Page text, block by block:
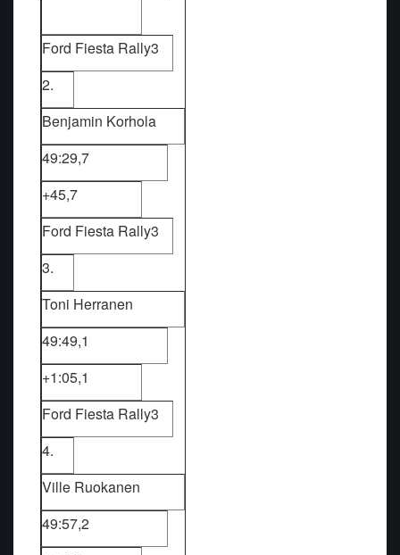
Ford Fiesta Rally3
2.
Benjamin Korhola
49:29,7
+45,7
Ford Fiesta Rally3
3.
Toni Herranen
49:49,1
+1:05,1
Ford Fiesta Rally3
4.
Ville Ruokanen
49:57,2